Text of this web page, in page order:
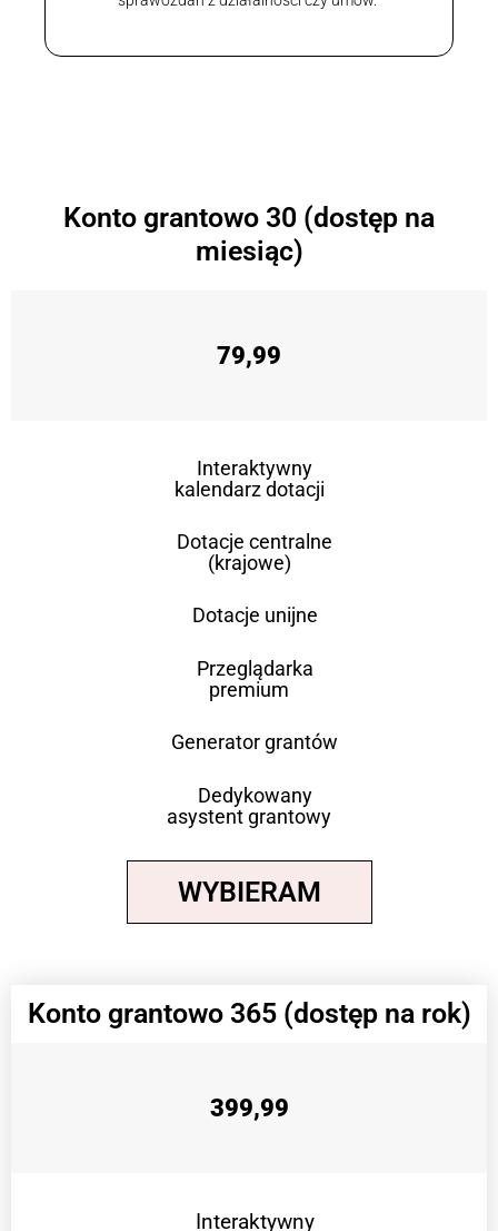
Konto grantowo 30 (dostęp na
miesiąc)
79,99
Interaktywny
kalendarz dotacji
Dotacje centralne
(krajowe)
Dotacje unijne
Przeglądarka
premium
Generator grantów
Dedykowany
asystent grantowy
WYBIERAM
Konto grantowo 365 (dostęp na rok)
399,99
Interaktywny